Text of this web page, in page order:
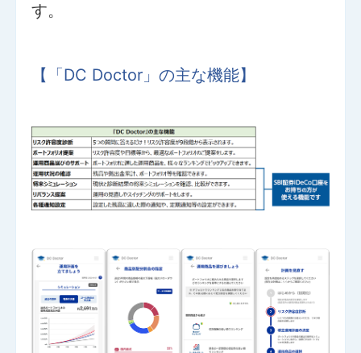
す。
【「DC Doctor」の主な機能】